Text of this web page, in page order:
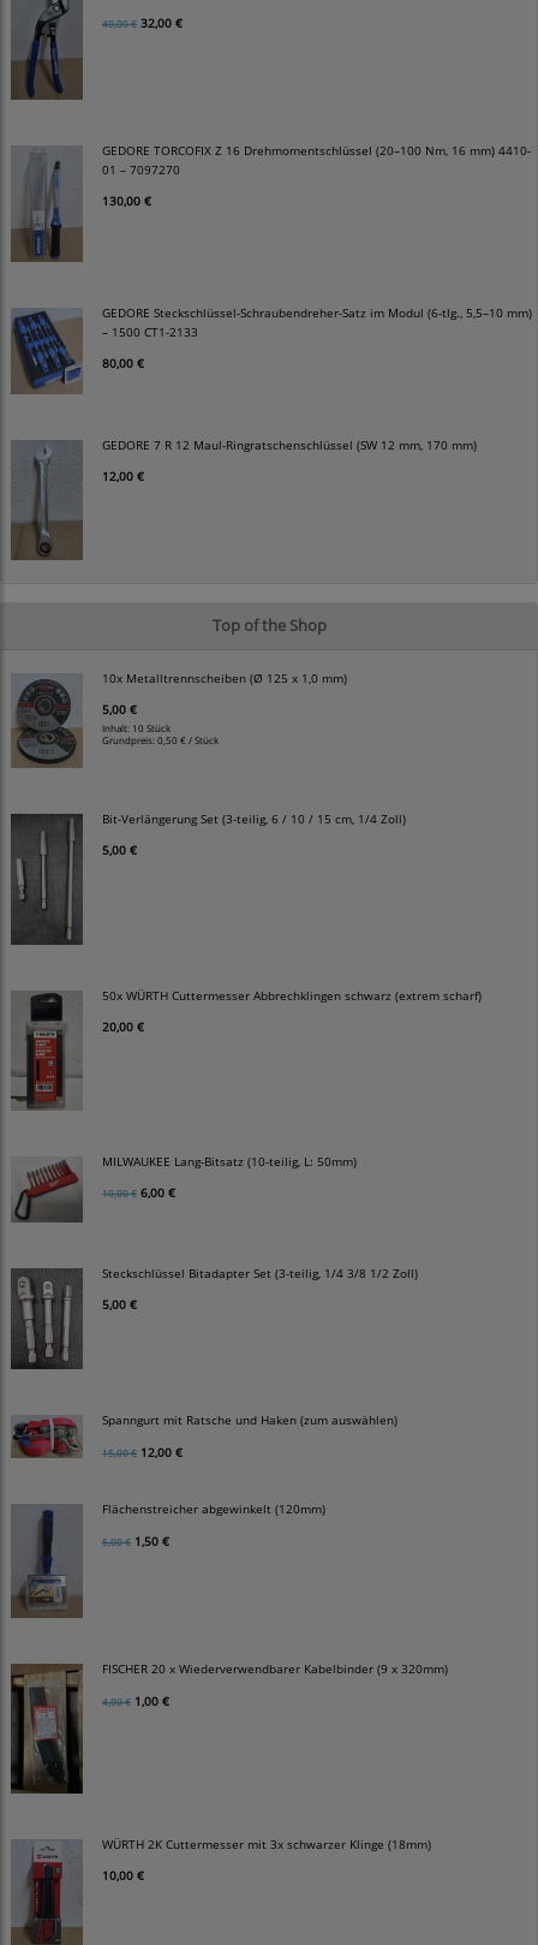
40,00 € 32,00 €
GEDORE TORCOFIX Z 16 Drehmomentschlüssel (20–100 Nm, 16 mm) 4410-
01 – 7097270
130,00 €
GEDORE Steckschlüssel-Schraubendreher-Satz im Modul (6-tlg., 5,5–10 mm)
– 1500 CT1-2133
80,00 €
GEDORE 7 R 12 Maul-Ringratschenschlüssel (SW 12 mm, 170 mm)
12,00 €
Top of the Shop
10x Metalltrennscheiben (Ø 125 x 1,0 mm)
5,00 €
Inhalt: 10 Stück
Grundpreis:0,50 € / Stück
Bit-Verlängerung Set (3-teilig, 6 / 10 / 15 cm, 1/4 Zoll)
5,00 €
50x WÜRTH Cuttermesser Abbrechklingen schwarz (extrem scharf)
20,00 €
MILWAUKEE Lang-Bitsatz (10-teilig, L: 50mm)
10,00 € 6,00 €
Steckschlüssel Bitadapter Set (3-teilig, 1/4 3/8 1/2 Zoll)
5,00 €
Spanngurt mit Ratsche und Haken (zum auswählen)
15,00 € 12,00 €
Flächenstreicher abgewinkelt (120mm)
5,00 € 1,50 €
FISCHER 20 x Wiederverwendbarer Kabelbinder (9 x 320mm)
4,00 € 1,00 €
WÜRTH 2K Cuttermesser mit 3x schwarzer Klinge (18mm)
10,00 €